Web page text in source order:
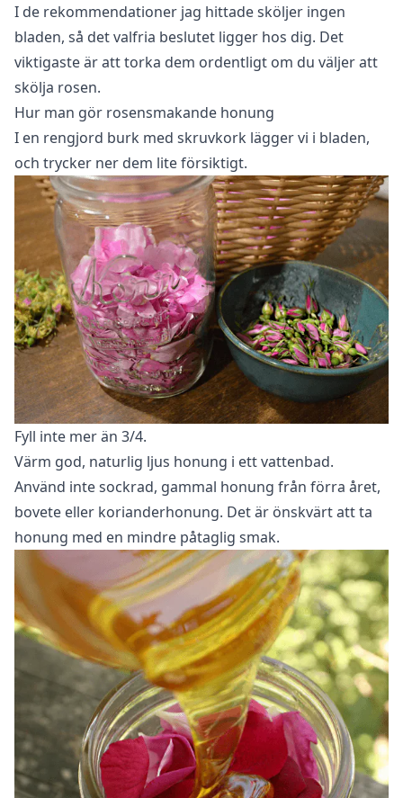
I de rekommendationer jag hittade sköljer ingen
bladen, så det valfria beslutet ligger hos dig. Det
viktigaste är att torka dem ordentligt om du väljer att
skölja rosen.
Hur man gör rosensmakande honung
I en rengjord burk med skruvkork lägger vi i bladen,
och trycker ner dem lite försiktigt.
Fyll inte mer än 3/4.
Värm god, naturlig ljus honung i ett vattenbad.
Använd inte sockrad, gammal honung från förra året,
bovete eller korianderhonung. Det är önskvärt att ta
honung med en mindre påtaglig smak.